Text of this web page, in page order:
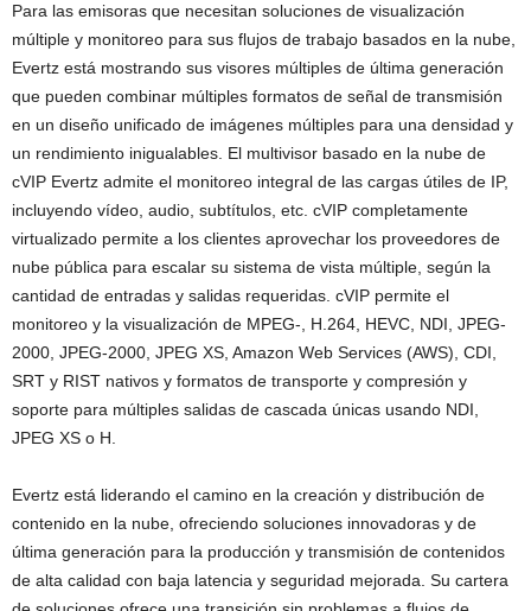
Para las emisoras que necesitan soluciones de visualización
múltiple y monitoreo para sus flujos de trabajo basados en la nube,
Evertz está mostrando sus visores múltiples de última generación
que pueden combinar múltiples formatos de señal de transmisión
en un diseño unificado de imágenes múltiples para una densidad y
un rendimiento inigualables. El multivisor basado en la nube de
cVIP Evertz admite el monitoreo integral de las cargas útiles de IP,
incluyendo vídeo, audio, subtítulos, etc. cVIP completamente
virtualizado permite a los clientes aprovechar los proveedores de
nube pública para escalar su sistema de vista múltiple, según la
cantidad de entradas y salidas requeridas. cVIP permite el
monitoreo y la visualización de MPEG-, H.264, HEVC, NDI, JPEG-
2000, JPEG-2000, JPEG XS, Amazon Web Services (AWS), CDI,
SRT y RIST nativos y formatos de transporte y compresión y
soporte para múltiples salidas de cascada únicas usando NDI,
JPEG XS o H.
Evertz está liderando el camino en la creación y distribución de
contenido en la nube, ofreciendo soluciones innovadoras y de
última generación para la producción y transmisión de contenidos
de alta calidad con baja latencia y seguridad mejorada. Su cartera